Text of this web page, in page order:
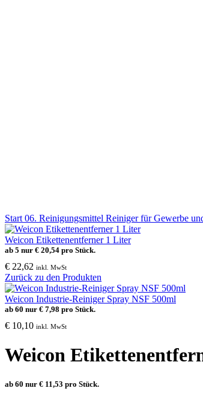
Start 06. Reinigungsmittel Reiniger für Gewerbe
Weicon Etikettenentferner 1 Liter
ab 5 nur € 20,54 pro Stück.
€ 22,62 inkl. MwSt
Zurück zu den Produkten
Weicon Industrie-Reiniger Spray NSF 500ml
ab 60 nur € 7,98 pro Stück.
€ 10,10 inkl. MwSt
Weicon
ab 60 nur € 11,53 pro Stück.